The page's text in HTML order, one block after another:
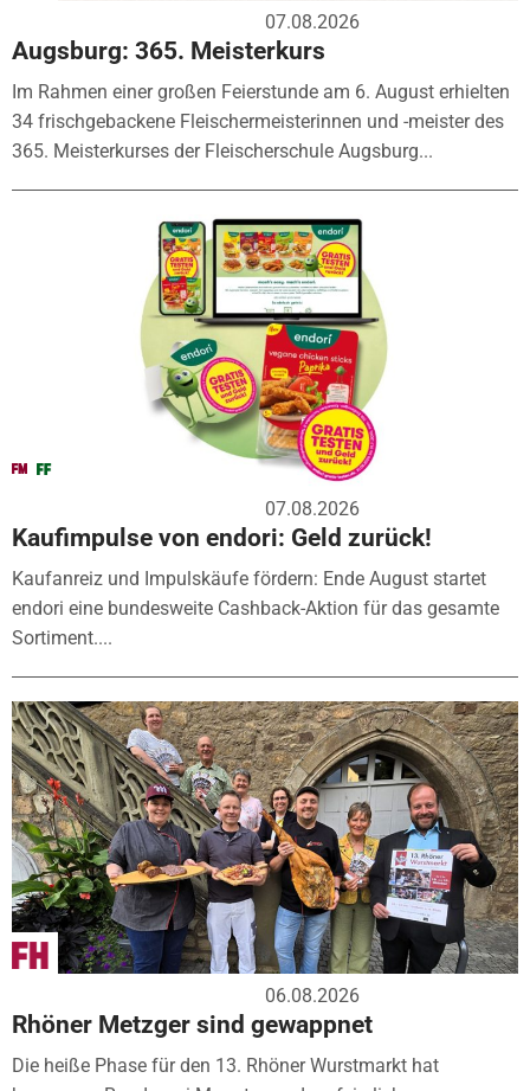
07.08.2026
Augsburg: 365. Meisterkurs
Im Rahmen einer großen Feierstunde am 6. August erhielten
34 frischgebackene Fleischermeisterinnen und -meister des
365. Meisterkurses der Fleischerschule Augsburg...
07.08.2026
Kaufimpulse von endori: Geld zurück!
Kaufanreiz und Impulskäufe fördern: Ende August startet
endori eine bundesweite Cashback-Aktion für das gesamte
Sortiment....
06.08.2026
Rhöner Metzger sind gewappnet
Die heiße Phase für den 13. Rhöner Wurstmarkt hat